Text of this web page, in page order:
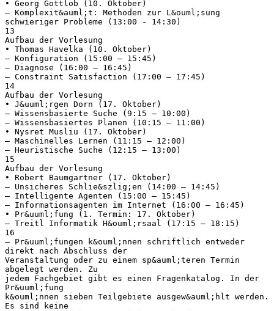
• Georg Gottlob (10. Oktober)
– Komplexit&auml;t: Methoden zur L&ouml;sung
schwieriger Probleme (13:00 - 14:30)
13
Aufbau der Vorlesung
• Thomas Havelka (10. Oktober)
– Konfiguration (15:00 – 15:45)
– Diagnose (16:00 – 16:45)
– Constraint Satisfaction (17:00 – 17:45)
14
Aufbau der Vorlesung
• J&uuml;rgen Dorn (17. Oktober)
– Wissensbasierte Suche (9:15 – 10:00)
– Wissensbasiertes Planen (10:15 – 11:00)
• Nysret Musliu (17. Oktober)
– Maschinelles Lernen (11:15 – 12:00)
– Heuristische Suche (12:15 – 13:00)
15
Aufbau der Vorlesung
• Robert Baumgartner (17. Oktober)
– Unsicheres Schlie&szlig;en (14:00 – 14:45)
– Intelligente Agenten (15:00 – 15:45)
– Informationsagenten im Internet (16:00 – 16:45)
• Pr&uuml;fung (1. Termin: 17. Oktober)
– Treitl Informatik H&ouml;rsaal (17:15 – 18:15)
16
– Pr&uuml;fungen k&ouml;nnen schriftlich entweder
direkt nach Abschluss der
Veranstaltung oder zu einem sp&auml;teren Termin
abgelegt werden. Zu
jedem Fachgebiet gibt es einen Fragenkatalog. In der
Pr&uuml;fung
k&ouml;nnen sieben Teilgebiete ausgew&auml;hlt werden.
Es sind keine